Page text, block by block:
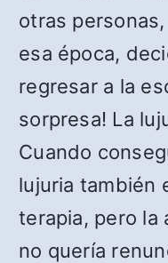
otras
esa época,
regresar a la
sorpresa! La
Cuando
lujuria también
terapia, pero la
no quería